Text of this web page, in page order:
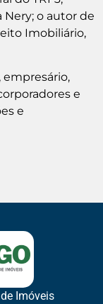
Nery; o autor de
Imobiliário,
empresário,
e
e
Imóveis